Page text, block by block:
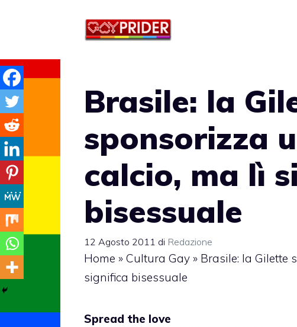
Brasile: la
sponsorizza
calcio, ma lì
bisessuale
12 Agosto 2011 di Redazione
Home » Cultura Gay » Brasile: la Gilette
significa bisessuale
Spread the love